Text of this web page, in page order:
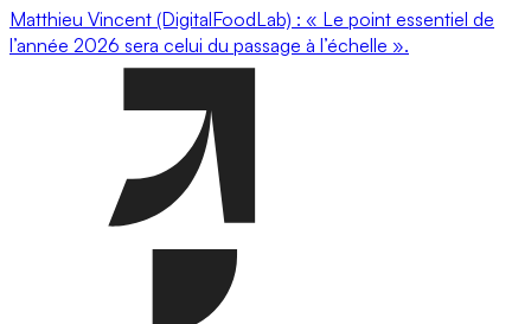
Matthieu Vincent (DigitalFoodLab) : « Le point essentiel de
l’année 2026 sera celui du passage à l’échelle ».